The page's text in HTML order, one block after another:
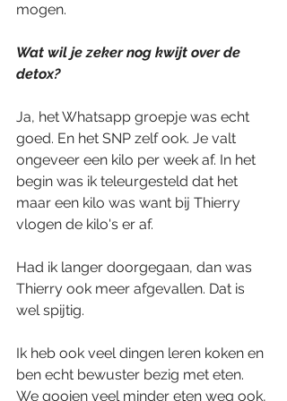
mogen.
Wat wil je zeker nog kwijt over de
detox?
Ja, het Whatsapp groepje was echt
goed. En het SNP zelf ook. Je valt
ongeveer een kilo per week af. In het
begin was ik teleurgesteld dat het
maar een kilo was want bij Thierry
vlogen de kilo's er af.
Had ik langer doorgegaan, dan was
Thierry ook meer afgevallen. Dat is
wel spijtig.
Ik heb ook veel dingen leren koken en
ben echt bewuster bezig met eten.
We gooien veel minder eten weg ook,